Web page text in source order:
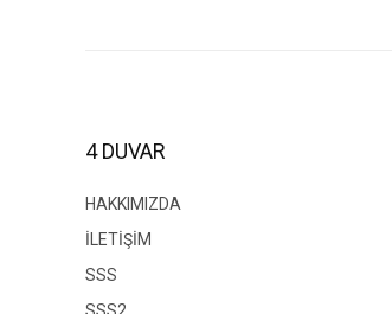
Ürün fiyatı diğer sitelerden daha pahalı.
Bu ürüne benzer farklı alternatifler olmalı.
4 DUVAR
HAKKIMIZDA
İLETİŞİM
SSS